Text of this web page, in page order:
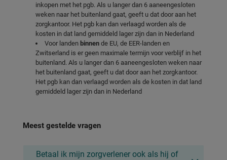
inkopen met het pgb. Als u langer dan 6 aaneengesloten
weken naar het buitenland gaat, geeft u dat door aan het
zorgkantoor. Het pgb kan dan verlaagd worden als de
kosten in dat land gemiddeld lager zijn dan in Nederland
Voor landen binnen de EU, de EER-landen en
Zwitserland is er geen maximale termijn voor verblijf in het
buitenland. Als u langer dan 6 aaneengesloten weken naar
het buitenland gaat, geeft u dat door aan het zorgkantoor.
Het pgb kan dan verlaagd worden als de kosten in dat land
gemiddeld lager zijn dan in Nederland
Meest gestelde vragen
Betaal ik mijn zorgverlener ook als hij of